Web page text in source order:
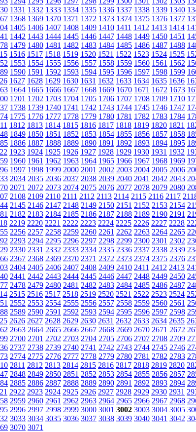
1331 1332 1333 1334 1335 1336 1337 1338 1339 1340
1368 1369 1370 1371 1372 1373 1374 1375 1376 1377
1405 1406 1407 1408 1409 1410 1411 1412 1413 1414
1442 1443 1444 1445 1446 1447 1448 1449 1450 1451
1479 1480 1481 1482 1483 1484 1485 1486 1487 1488
1516 1517 1518 1519 1520 1521 1522 1523 1524 1525
1553 1554 1555 1556 1557 1558 1559 1560 1561 1562
1590 1591 1592 1593 1594 1595 1596 1597 1598 1599
1627 1628 1629 1630 1631 1632 1633 1634 1635 1636
1664 1665 1666 1667 1668 1669 1670 1671 1672 1673
1701 1702 1703 1704 1705 1706 1707 1708 1709 1710
1738 1739 1740 1741 1742 1743 1744 1745 1746 1747
1775 1776 1777 1778 1779 1780 1781 1782 1783 1784
1812 1813 1814 1815 1816 1817 1818 1819 1820 1821
1849 1850 1851 1852 1853 1854 1855 1856 1857 1858
1886 1887 1888 1889 1890 1891 1892 1893 1894 1895
1923 1924 1925 1926 1927 1928 1929 1930 1931 1932
1960 1961 1962 1963 1964 1965 1966 1967 1968 1969
1997 1998 1999 2000 2001 2002 2003 2004 2005 2006
2034 2035 2036 2037 2038 2039 2040 2041 2042 2043
2071 2072 2073 2074 2075 2076 2077 2078 2079 2080
2108 2109 2110 2111 2112 2113 2114 2115 2116 2117
2145 2146 2147 2148 2149 2150 2151 2152 2153 2154
2182 2183 2184 2185 2186 2187 2188 2189 2190 2191
2219 2220 2221 2222 2223 2224 2225 2226 2227 2228
2256 2257 2258 2259 2260 2261 2262 2263 2264 2265
2293 2294 2295 2296 2297 2298 2299 2300 2301 2302
2330 2331 2332 2333 2334 2335 2336 2337 2338 2339
2367 2368 2369 2370 2371 2372 2373 2374 2375 2376
2404 2405 2406 2407 2408 2409 2410 2411 2412 2413
2441 2442 2443 2444 2445 2446 2447 2448 2449 2450
2478 2479 2480 2481 2482 2483 2484 2485 2486 2487
2515 2516 2517 2518 2519 2520 2521 2522 2523 2524
2552 2553 2554 2555 2556 2557 2558 2559 2560 2561
2589 2590 2591 2592 2593 2594 2595 2596 2597 2598
2626 2627 2628 2629 2630 2631 2632 2633 2634 2635
2663 2664 2665 2666 2667 2668 2669 2670 2671 2672
2700 2701 2702 2703 2704 2705 2706 2707 2708 2709
2737 2738 2739 2740 2741 2742 2743 2744 2745 2746
2774 2775 2776 2777 2778 2779 2780 2781 2782 2783
2811 2812 2813 2814 2815 2816 2817 2818 2819 2820
2848 2849 2850 2851 2852 2853 2854 2855 2856 2857
2885 2886 2887 2888 2889 2890 2891 2892 2893 2894
2922 2923 2924 2925 2926 2927 2928 2929 2930 2931
2959 2960 2961 2962 2963 2964 2965 2966 2967 2968
2996 2997 2998 2999 3000 3001 3002 3003 3004 3005
3033 3034 3035 3036 3037 3038 3039 3040 3041 3042
3070 3071